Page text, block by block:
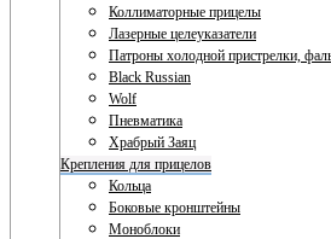
Коллиматорные прицелы
Лазерные целеуказатели
Патроны холодной пристрелки,
Black Russian
Wolf
Пневматика
Храбрый Заяц
Крепления для прицелов
Кольца
Боковые кронштейны
Моноблоки